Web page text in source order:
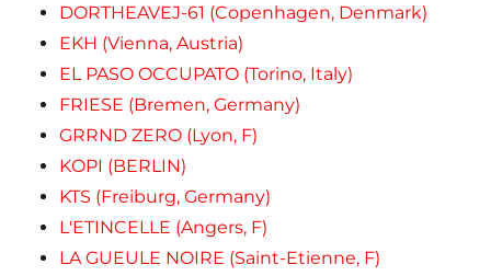
DORTHEAVEJ-61 (Copenhagen, Denmark)
EKH (Vienna, Austria)
EL PASO OCCUPATO (Torino, Italy)
FRIESE (Bremen, Germany)
GRRND ZERO (Lyon, F)
KOPI (BERLIN)
KTS (Freiburg, Germany)
L'ETINCELLE (Angers, F)
LA GUEULE NOIRE (Saint-Etienne, F)